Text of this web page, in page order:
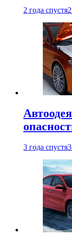
2 года спустя
3 года спустя